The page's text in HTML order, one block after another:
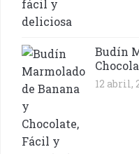
Budín
12 abril,